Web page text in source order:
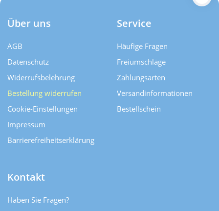
Über uns
AGB
Datenschutz
Widerrufsbelehrung
Bestellung widerrufen
Cookie-Einstellungen
Impressum
Barrierefreiheitserklärung
Service
Häufige Fragen
Freiumschläge
Zahlungsarten
Versand­informationen
Bestellschein
Kontakt
Haben Sie Fragen?